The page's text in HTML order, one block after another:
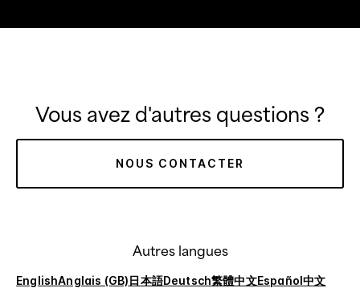
Vous avez d'autres questions ?
NOUS CONTACTER
Autres langues
EnglishAnglais (GB)日本語Deutsch繁體中文Español中文